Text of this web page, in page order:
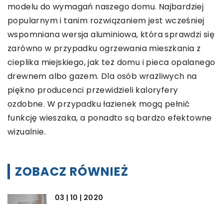
modelu do wymagań naszego domu. Najbardziej
popularnym i tanim rozwiązaniem jest wcześniej
wspomniana wersja aluminiowa, która sprawdzi się
zarówno w przypadku ogrzewania mieszkania z
cieplika miejskiego, jak też domu i pieca opalanego
drewnem albo gazem. Dla osób wrażliwych na
piękno producenci przewidzieli kaloryfery
ozdobne. W przypadku łazienek mogą pełnić
funkcję wieszaka, a ponadto są bardzo efektowne
wizualnie.
ZOBACZ RÓWNIEŻ
03 | 10 | 2020